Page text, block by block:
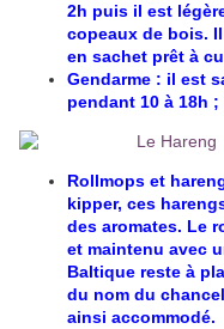
2h puis il est
copeaux de bois.
en sachet prêt à
Gendarme : il est
pendant 10 à 18h
Rollmops et
kipper, ces
des aromates. Le
et maintenu avec
Baltique reste à
du nom du
ainsi accommodé.